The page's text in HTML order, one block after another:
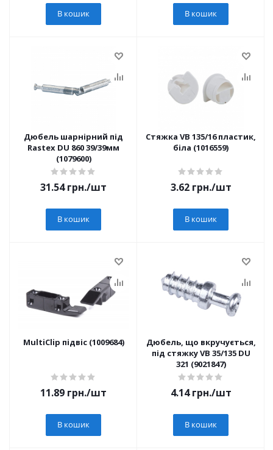
В кошик В кошик
Дюбель шарнірний під
Rastex DU 860 39/39мм
(1079600)
31.54грн./шт
В кошик
Стяжка VB 135/16 пластик,
біла (1016559)
3.62грн./шт
В кошик
MultiClip підвіс (1009684)
11.89 грн./шт
В кошик
Дюбель, що вкручується,
під стяжку VB 35/135 DU
321 (9021847)
4.14грн./шт
В кошик